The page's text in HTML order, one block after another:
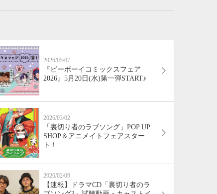
2026/05/07
『ビーボーイコミックスフェア
2026』5月20日(水)第一弾START♪
2026/03/02
「裏切り者のラブソング」POP UP
SHOP＆アニメイトフェアスター
ト！
2026/02/09
【速報】ドラマCD「裏切り者のラ